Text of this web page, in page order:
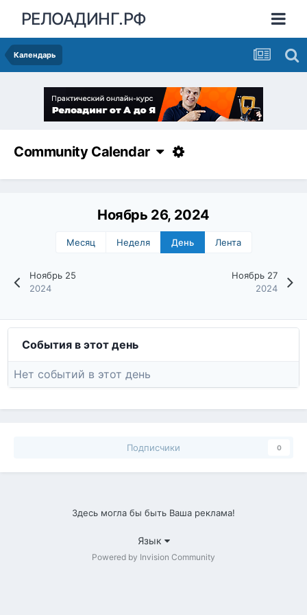
РЕЛОАДИНГ.РФ
Календарь
Community Calendar
Ноябрь 25
2024
Ноябрь 26, 2024
Месяц Неделя День Лента
Ноябрь 27
2024
События в этот день
Нет событий в этот день
Подписчики 0
Здесь могла бы быть Ваша реклама!
Язык
Powered by Invision Community